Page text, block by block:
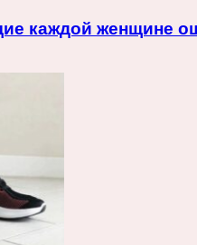
каждой женщине